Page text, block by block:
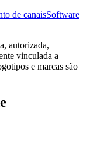
de canaisSoftware
autorizada,
vinculada a
e marcas são